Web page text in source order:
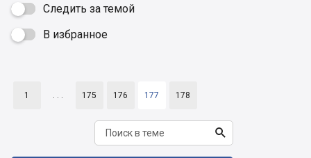
Следить за темой
 В избранное
1 . . . 175 176 177 178
